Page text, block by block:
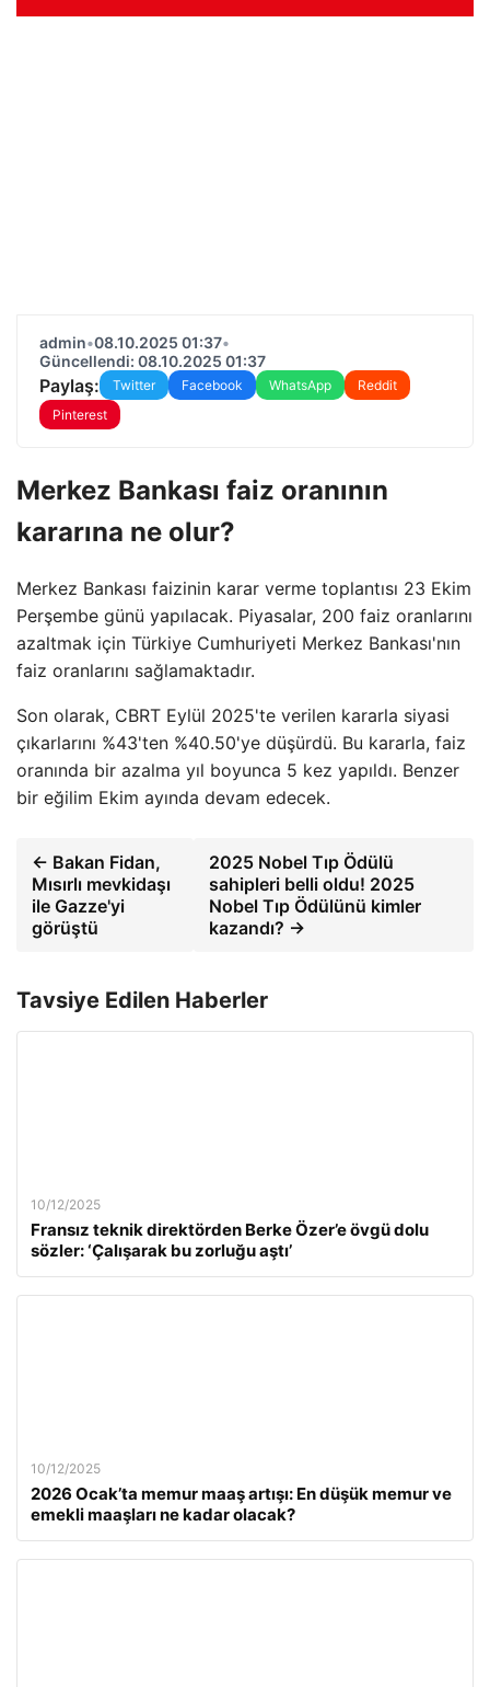
admin•08.10.2025 01:37•
Güncellendi: 08.10.2025 01:37
Paylaş: Twitter Facebook WhatsApp
Reddit
Pinterest
Merkez Bankası faiz oranının
kararına ne olur?
Merkez Bankası faizinin karar verme toplantısı 23 Ekim
Perşembe günü yapılacak. Piyasalar, 200 faiz oranlarını
azaltmak için Türkiye Cumhuriyeti Merkez Bankası'nın
faiz oranlarını sağlamaktadır.
Son olarak, CBRT Eylül 2025'te verilen kararla siyasi
çıkarlarını %43'ten %40.50'ye düşürdü. Bu kararla, faiz
oranında bir azalma yıl boyunca 5 kez yapıldı. Benzer
bir eğilim Ekim ayında devam edecek.
← Bakan Fidan,
Mısırlı mevkidaşı
ile Gazze'yi
görüştü
2025 Nobel Tıp Ödülü
sahipleri belli oldu! 2025
Nobel Tıp Ödülünü kimler
kazandı? →
Tavsiye Edilen Haberler
10/12/2025
Fransız teknik direktörden Berke Özer’e övgü dolu
sözler: ‘Çalışarak bu zorluğu aştı’
10/12/2025
2026 Ocak’ta memur maaş artışı: En düşük memur ve
emekli maaşları ne kadar olacak?